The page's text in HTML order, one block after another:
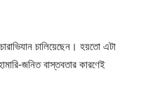
চালিয়েছেন। হয়তো এটা
জনিত বাস্তবতার কারণেই